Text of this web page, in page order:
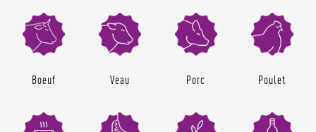
Boeuf Veau Porc Poulet